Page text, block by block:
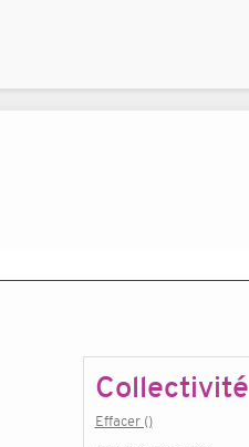
Collectivité
Effacer ()